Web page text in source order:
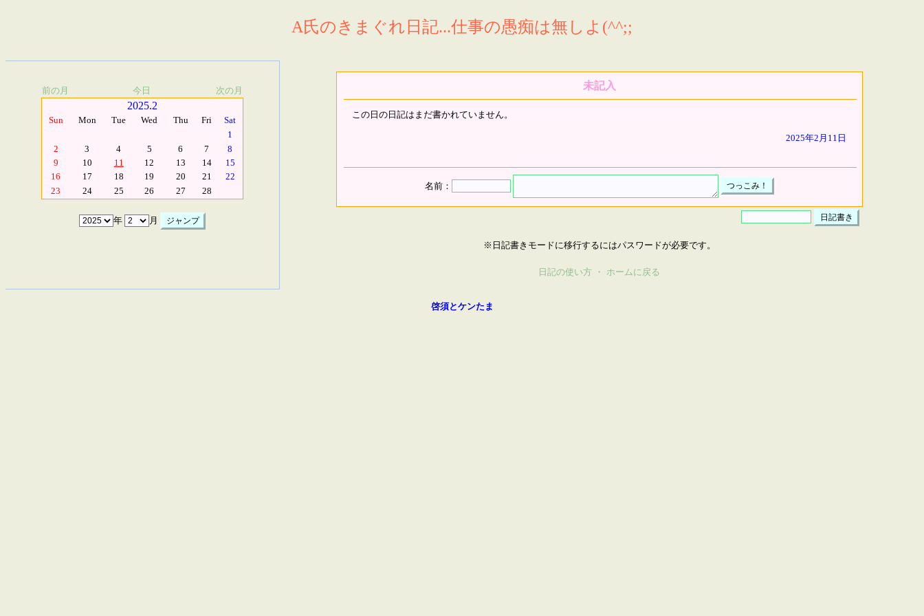
A氏のきまぐれ日記...仕事の愚痴は無しよ(^^;;
前の月 今日 次の月
2025.2
Sun Mon Tue Wed Thu Fri
Sat
1
2
3 4 5 6 7
8
9
10 11 12 13 14
15
16
17 18 19 20 21
22
23
24 25 26 27 28
年 月
未記入
この日の日記はまだ書かれていません。
2025年2月11日
名前：
※日記書きモードに移行するにはパスワードが必要です。
日記の使い方 ・ ホームに戻る
啓須とケンたま